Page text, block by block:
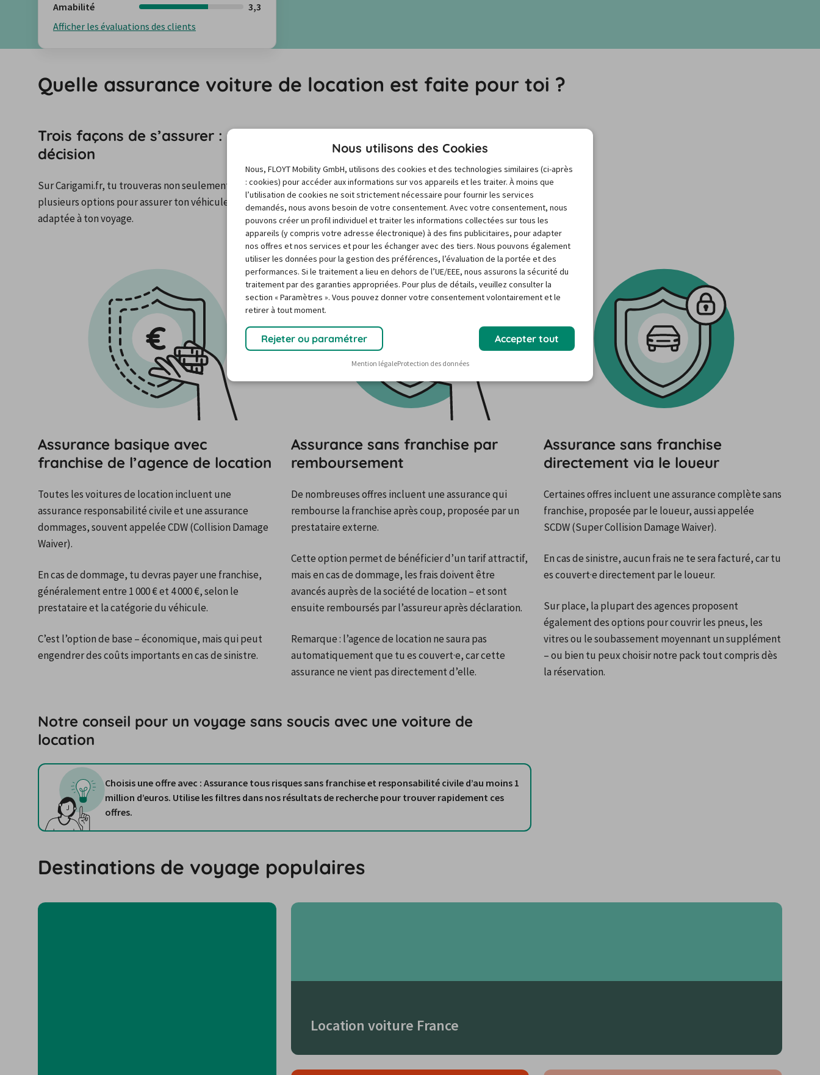
Amabilité
3,3
Afficher les évaluations des clients
Quelle assurance voiture de location est faite pour toi ?
Trois façons de s’assurer : voici les différences pour prendre la bonne
décision
Sur Carigami.fr, tu trouveras non seulement un large choix d’offres de différentes agences de location, mais aussi
plusieurs options pour assurer ton véhicule de location. Tu peux ainsi choisir l’offre d’assurance la mieux
adaptée à ton voyage.
Assurance basique avec
franchise de l’agence de location
Toutes les voitures de location incluent une
assurance responsabilité civile et une assurance
dommages, souvent appelée CDW (Collision Damage
Waiver).
En cas de dommage, tu devras payer une franchise,
généralement entre 1 000 € et 4 000 €, selon le
prestataire et la catégorie du véhicule.
C’est l’option de base – économique, mais qui peut
engendrer des coûts importants en cas de sinistre.
Assurance sans franchise par
remboursement
De nombreuses offres incluent une assurance qui
rembourse la franchise après coup, proposée par un
prestataire externe.
Cette option permet de bénéficier d’un tarif attractif,
mais en cas de dommage, les frais doivent être
avancés auprès de la société de location – et sont
ensuite remboursés par l’assureur après déclaration.
Remarque : l’agence de location ne saura pas
automatiquement que tu es couvert·e, car cette
assurance ne vient pas directement d’elle.
Assurance sans franchise
directement via le loueur
Certaines offres incluent une assurance complète sans
franchise, proposée par le loueur, aussi appelée
SCDW (Super Collision Damage Waiver).
En cas de sinistre, aucun frais ne te sera facturé, car tu
es couvert·e directement par le loueur.
Sur place, la plupart des agences proposent
également des options pour couvrir les pneus, les
vitres ou le soubassement moyennant un supplément
– ou bien tu peux choisir notre pack tout compris dès
la réservation.
Notre conseil pour un voyage sans soucis avec une voiture de
location
Choisis une offre avec : Assurance tous risques sans franchise et responsabilité civile d’au moins 1
million d’euros. Utilise les filtres dans nos résultats de recherche pour trouver rapidement ces
offres.
Destinations de voyage populaires
Location voiture France
Nous utilisons des Cookies
Nous, FLOYT Mobility GmbH, utilisons des cookies et des technologies similaires (ci-après
: cookies) pour accéder aux informations sur vos appareils et les traiter. À moins que
l’utilisation de cookies ne soit strictement nécessaire pour fournir les services
demandés, nous avons besoin de votre consentement. Avec votre consentement, nous
pouvons créer un profil individuel et traiter les informations collectées sur tous les
appareils (y compris votre adresse électronique) à des fins publicitaires, pour adapter
nos offres et nos services et pour les échanger avec des tiers. Nous pouvons également
utiliser les données pour la gestion des préférences, l’évaluation de la portée et des
performances. Si le traitement a lieu en dehors de l’UE/EEE, nous assurons la sécurité du
traitement par des garanties appropriées. Pour plus de détails, veuillez consulter la
section « Paramètres ». Vous pouvez donner votre consentement volontairement et le
retirer à tout moment.
Rejeter ou paramétrer Accepter tout
Mention légaleProtection des données